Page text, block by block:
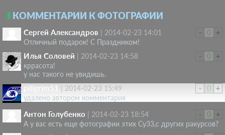
КОММЕНТАРИИ К ФОТОГРАФИИ
- 0 +
Сергей Александров
2014-02-23 14:01
Отличный подарок! С Праздником!
-
0 +
Илья Соловей
2014-02-23 14:58
кррасота!
у нас такого не увидишь.
-
0 +
piligrim51
2014-02-23 15:49
удалено автором комментария
-
0 +
Антон Голубенко
2014-02-23 18:54
А у вас есть еще фотографии этих Су33,с других ракурсов?